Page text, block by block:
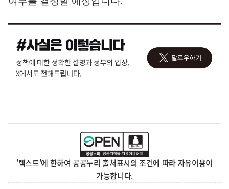
'텍스트'에 한하여 공공누리 출처표시의 조건에 따라 자유이용이
가능합니다.